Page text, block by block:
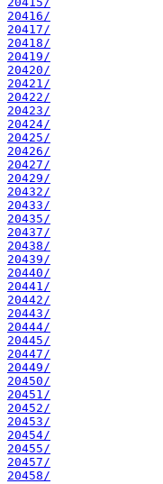
20416/
20417/
20418/
20419/
20420/
20421/
20422/
20423/
20424/
20425/
20426/
20427/
20429/
20432/
20433/
20435/
20437/
20438/
20439/
20440/
20441/
20442/
20443/
20444/
20445/
20447/
20449/
20450/
20451/
20452/
20453/
20454/
20455/
20457/
20458/